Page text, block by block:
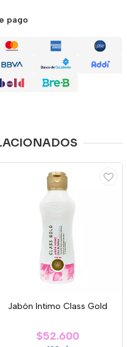
pago
Jabón Intimo Class Gold
$52.600